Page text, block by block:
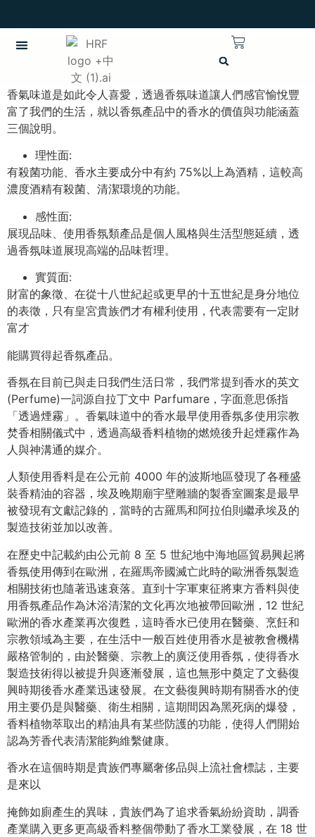
香氣味道是如此令人喜愛，透過香氛味道讓人們感官愉悅豐
富了我們的生活，就以香氛產品中的香水的價值與功能涵蓋
三個說明。
理性面:
有殺菌功能、香水主要成分中有約 75%以上為酒精，這較高
濃度酒精有殺菌、清潔環境的功能。
感性面:
展現品味、使用香氛類產品是個人風格與生活型態延續，透
過香氛味道展現高端的品味哲理。
實質面:
財富的象徵、在從十八世紀起或更早的十五世紀是身分地位
的表徵，只有皇宮貴族們才有權利使用，代表需要有一定財
富才
能購買得起香氛產品。
香氛在目前已與走日我們生活日常，我們常提到香水的英文
(Perfume)一詞源自拉丁文中 Parfumare，字面意思係指
「透過煙霧」。香氣味道中的香水最早使用香氛多使用宗教
焚香相關儀式中，透過高級香料植物的燃燒後升起煙霧作為
人與神溝通的媒介。
人類使用香料是在公元前 4000 年的波斯地區發現了各種盛
裝香精油的容器，埃及晚期廟宇壁雕牆的製香室圖案是最早
被發現有文獻記錄的，當時的古羅馬和阿拉伯則繼承埃及的
製造技術並加以改善。
在歷史中記載約由公元前 8 至 5 世紀地中海地區貿易興起將
香氛使用傳到在歐洲，在羅馬帝國滅亡此時的歐洲香氛製造
相關技術也隨著迅速衰落。直到十字軍東征將東方香料與使
用香氛產品作為沐浴清潔的文化再次地被帶回歐洲，12 世紀
歐洲的香水產業再次復甦，這時香水已使用在醫藥、烹飪和
宗教領域為主要，在生活中一般百姓使用香水是被教會機構
嚴格管制的，由於醫藥、宗教上的廣泛使用香氛，使得香水
製造技術得以被提升與逐漸發展，這也無形中奠定了文藝復
興時期後香水產業迅速發展。在文藝復興時期有關香水的使
用主要仍是與醫藥、衛生相關，這期間因為黑死病的爆發，
香料植物萃取出的精油具有某些防護的功能，使得人們開始
認為芳香代表清潔能夠維繫健康。
香水在這個時期是貴族們專屬奢侈品與上流社會標誌，主要
是來以
掩飾如廁產生的異味，貴族們為了追求香氣紛紛資助，調香
產業購入更多更高級香料整個帶動了香水工業發展，在 18 世